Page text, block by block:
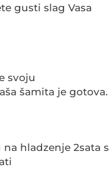
gusti slag Vasa
svoju
šamita je gotova.
hladzenje 2sata s